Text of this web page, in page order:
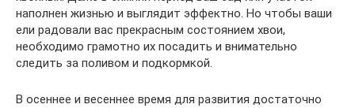
наполнен жизнью и выглядит эффектно. Но чтобы ваши
ели радовали вас прекрасным состоянием хвои,
необходимо грамотно их посадить и внимательно
следить за поливом и подкормкой.
В осеннее и весеннее время для развития достаточно